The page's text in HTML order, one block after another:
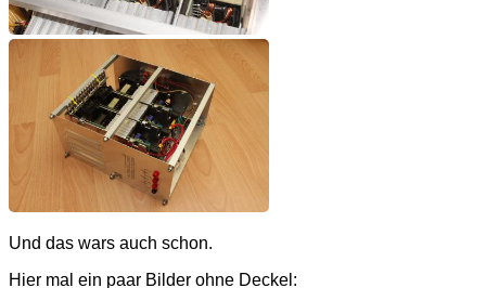
Und das wars auch schon.
Hier mal ein paar Bilder ohne Deckel: